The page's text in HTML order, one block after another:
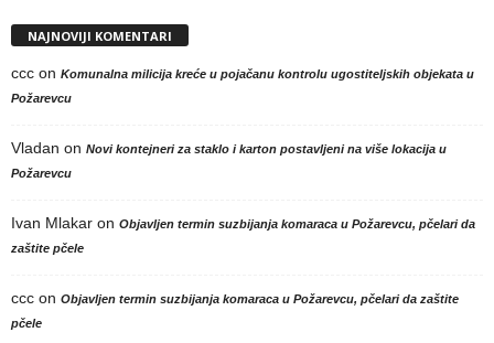
NAJNOVIJI KOMENTARI
ccc on Komunalna milicija kreće u pojačanu kontrolu ugostiteljskih objekata u
Požarevcu
Vladan on Novi kontejneri za staklo i karton postavljeni na više lokacija u
Požarevcu
Ivan Mlakar on Objavljen termin suzbijanja komaraca u Požarevcu, pčelari da
zaštite pčele
ccc on Objavljen termin suzbijanja komaraca u Požarevcu, pčelari da zaštite
pčele